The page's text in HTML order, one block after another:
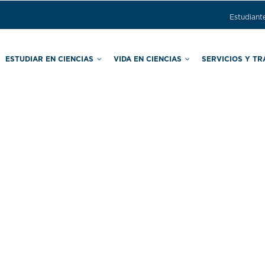
ESTUDIAR EN CIENCIAS VIDA EN CIENCIAS SERVICIOS Y